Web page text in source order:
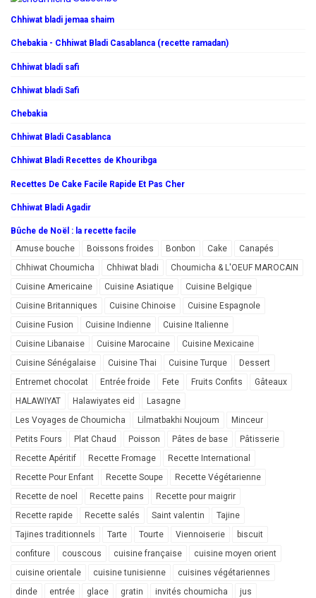
Chhiwat bladi jemaa shaim
Chebakia - Chhiwat Bladi Casablanca (recette ramadan)
Chhiwat bladi safi
Chhiwat bladi Safi
Chebakia
Chhiwat Bladi Casablanca
Chhiwat Bladi Recettes de Khouribga
Recettes De Cake Facile Rapide Et Pas Cher
Chhiwat Bladi Agadir
Bûche de Noël : la recette facile
Amuse bouche
Boissons froides Bonbon Cake
Canapés
Chhiwat Choumicha
Chhiwat bladi
Choumicha & L'OEUF MAROCAIN
Cuisine Americaine
Cuisine Asiatique
Cuisine Belgique
Cuisine Britanniques
Cuisine Chinoise
Cuisine Espagnole
Cuisine Fusion
Cuisine Indienne
Cuisine Italienne
Cuisine Libanaise
Cuisine Marocaine
Cuisine Mexicaine
Cuisine Sénégalaise
Cuisine Thai Cuisine Turque
Dessert
Entremet chocolat
Entrée froide Fete Fruits Confits
Gâteaux
HALAWIYAT
Halawiyates eid
Lasagne
Les Voyages de Choumicha
Lilmatbakhi Noujoum
Minceur
Petits Fours
Plat Chaud Poisson Pâtes de base
Pâtisserie
Recette Apéritif
Recette Fromage
Recette International
Recette Pour Enfant
Recette Soupe
Recette Végétarienne
Recette de noel
Recette pains
Recette pour maigrir
Recette rapide
Recette salés Saint valentin
Tajine
Tajines traditionnels
Tarte Tourte Viennoiserie
biscuit
confiture
couscous cuisine française
cuisine moyen orient
cuisine orientale
cuisine tunisienne
cuisines végétariennes
dinde
entrée glace gratin invités choumicha jus